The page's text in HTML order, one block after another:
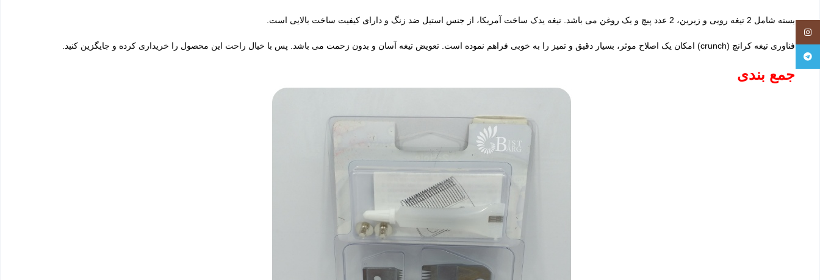
بسته شامل 2 تیغه رویی و زیرین، 2 عدد پیچ و یک روغن می باشد. تیغه یدک ساخت آمریکا، از جنس استیل ضد زنگ و دارای کیفیت ساخت بالایی است.
فناوری تیغه کرانچ (crunch) امکان یک اصلاح موثر، بسیار دقیق و تمیز را به خوبی فراهم نموده است. تعویض تیغه آسان و بدون زحمت می باشد. پس با خیال راحت این محصول را خریداری کرده و جایگزین کنید.
جمع بندی